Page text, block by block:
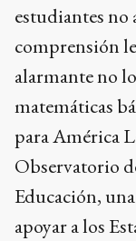
estudiantes no
comprensión
alarmante no
matemáticas
para América
Observatorio
Educación,
apoyar a los